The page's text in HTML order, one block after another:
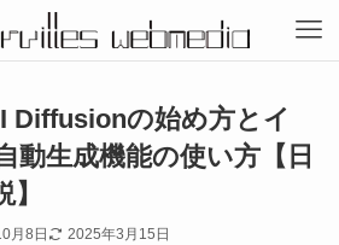
Diffusionの始め方とイ
動生成機能の使い方【日
月8日 2025年3月15日